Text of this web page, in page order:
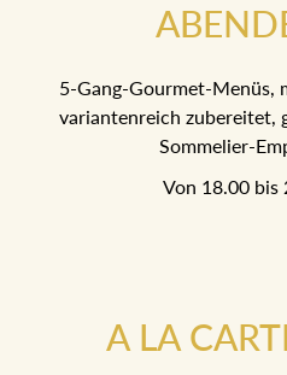
5-Gang-Gourmet-Menüs,
variantenreich zubereitet,
Sommelier-
Von 18.00 bis
A LA